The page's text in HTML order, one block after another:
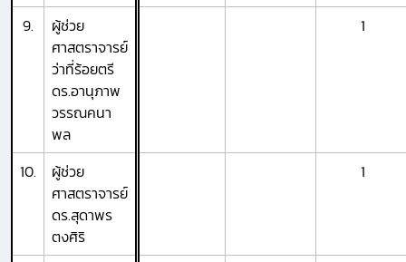
9.
ผู้ช่วย
ศาสตราจารย์
ว่าที่ร้อยตรี
ดร.อานุภาพ
วรรณคนา
พล
1
10.
ผู้ช่วย
ศาสตราจารย์
ดร.สุดาพร
ตงศิริ
1